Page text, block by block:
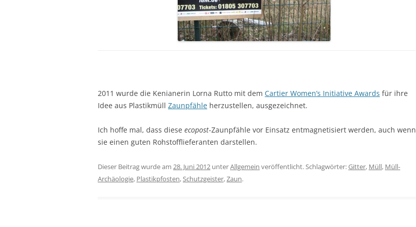
2011 wurde die Kenianerin Lorna Rutto mit dem Cartier Women’s Initiative Awards für ihre
Idee aus Plastikmüll Zaunpfähle herzustellen, ausgezeichnet.
Ich hoffe mal, dass diese ecopost-Zaunpfähle vor Einsatz entmagnetisiert werden, auch wenn
sie einen guten Rohstofflieferanten darstellen.
Dieser Beitrag wurde am 28. Juni 2012 unterAllgemein veröffentlicht. Schlagwörter:Gitter, Müll, Müll-
Archäologie, Plastikpfosten,Schutzgeister,Zaun.